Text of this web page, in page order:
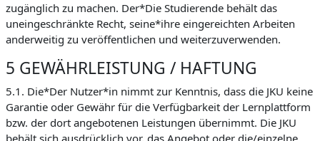
zugänglich zu machen. Der*Die Studierende behält das
uneingeschränkte Recht, seine*ihre eingereichten Arbeiten
anderweitig zu veröffentlichen und weiterzuverwenden.
5 GEWÄHRLEISTUNG / HAFTUNG
5.1. Die*Der Nutzer*in nimmt zur Kenntnis, dass die JKU keine
Garantie oder Gewähr für die Verfügbarkeit der Lernplattform
bzw. der dort angebotenen Leistungen übernimmt. Die JKU
behält sich ausdrücklich vor, das Angebot oder die/einzelne